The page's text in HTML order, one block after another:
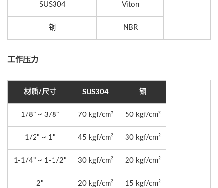
SUS304 Viton
铜 NBR
工作压力
材质/尺寸 SUS304 铜
1/8" ~ 3/8" 70 kgf/cm² 50 kgf/cm²
1/2" ~ 1" 45 kgf/cm² 30 kgf/cm²
1-1/4" ~ 1-1/2" 30 kgf/cm² 20 kgf/cm²
2" 20 kgf/cm² 15 kgf/cm²